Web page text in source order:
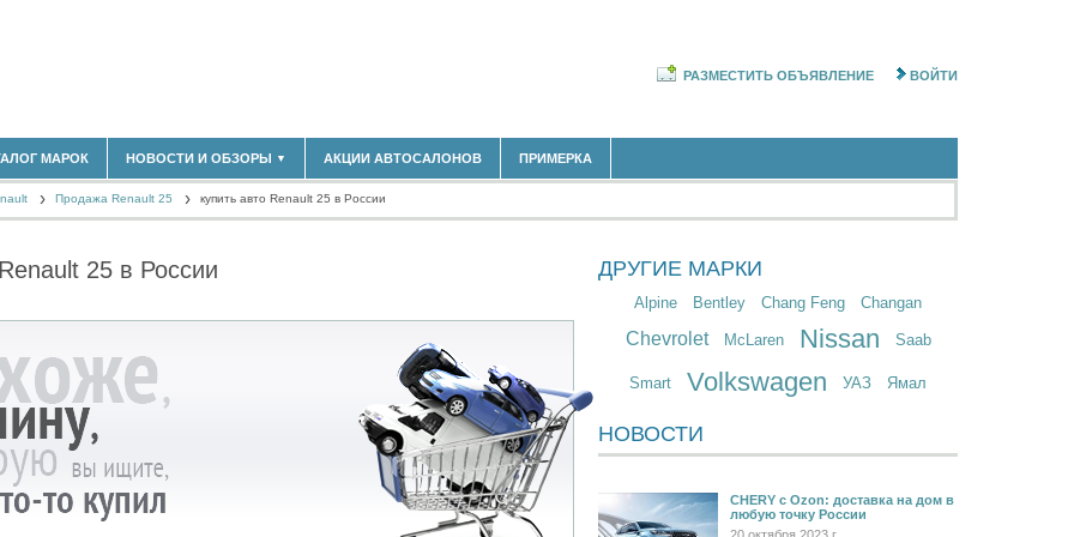
(14304)
РАЗМЕСТИТЬ ОБЪЯВЛЕНИЕ ВОЙТИ
МАРОК НОВОСТИ И ОБЗОРЫ ▼
НОВОСТИ РЫНКА
МАТЕРИАЛЫ ПАРТНЕРОВ
АКЦИИ АВТОСАЛОНОВ ПРИМЕРКА
Продажа Renault 25 купить авто Renault 25 в России
25 в России ДРУГИЕ МАРКИ
Alpine Bentley Chang Feng Changan
Chevrolet McLaren Nissan Saab
Smart Volkswagen УАЗ Ямал
НОВОСТИ
CHERY c Ozon: доставка на дом в
любую точку России